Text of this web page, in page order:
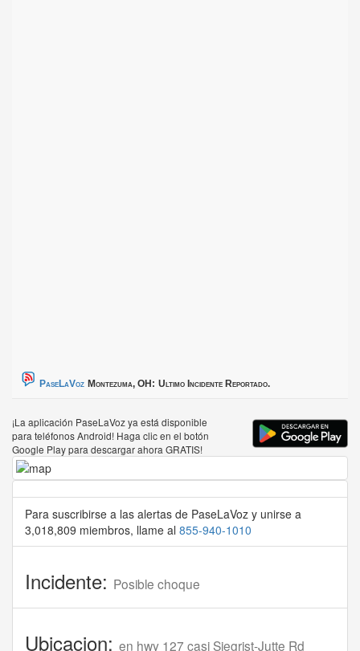
PaseLaVoz Montezuma, OH: Ultimo Incidente Reportado.
¡La aplicación PaseLaVoz ya está disponible
para teléfonos Android! Haga clic en el botón
Google Play para descargar ahora GRATIS!
Para suscribirse a las alertas de PaseLaVoz y unirse a
3,018,809 miembros, llame al 855-940-1010
Incidente: Posible choque
Ubicacion: en hwy 127 casi Siegrist-Jutte Rd